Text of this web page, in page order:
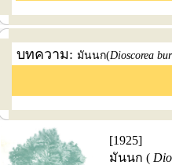
บทความ: มันนก(Dioscorea
[1925]
มันนก (